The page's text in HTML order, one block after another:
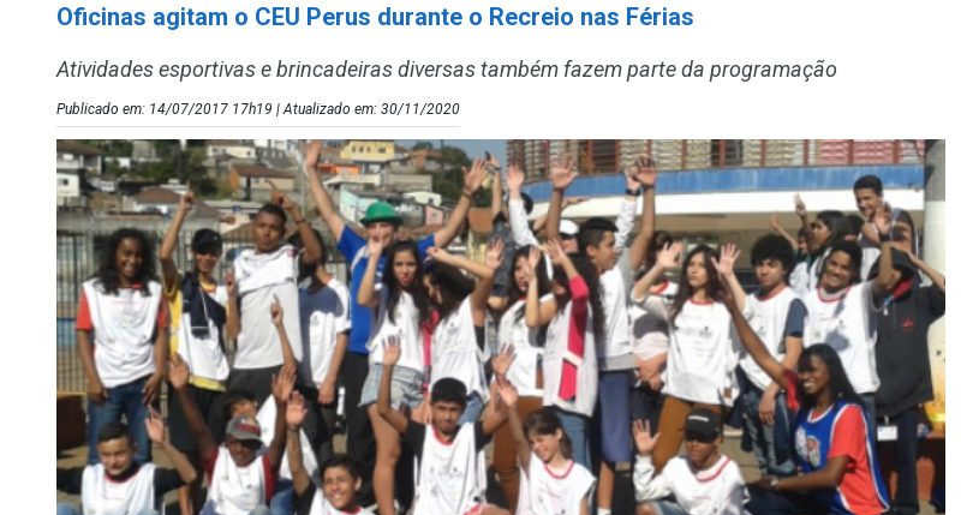
Oficinas agitam o CEU Perus durante o Recreio nas Férias
Atividades esportivas e brincadeiras diversas também fazem parte da programação
Publicado em: 14/07/2017 17h19 | Atualizado em: 30/11/2020